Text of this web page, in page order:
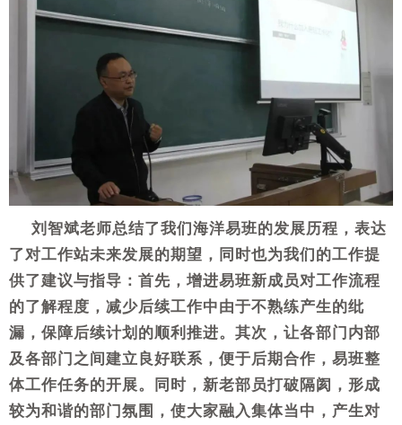
刘智斌老师总结了我们海洋易班的发展历程，表达
了对工作站未来发展的期望，同时也为我们的工作提
供了建议与指导：首先，增进易班新成员对工作流程
的了解程度，减少后续工作中由于不熟练产生的纰
漏，保障后续计划的顺利推进。其次，让各部门内部
及各部门之间建立良好联系，便于后期合作，易班整
体工作任务的开展。同时，新老部员打破隔阂，形成
较为和谐的部门氛围，使大家融入集体当中，产生对